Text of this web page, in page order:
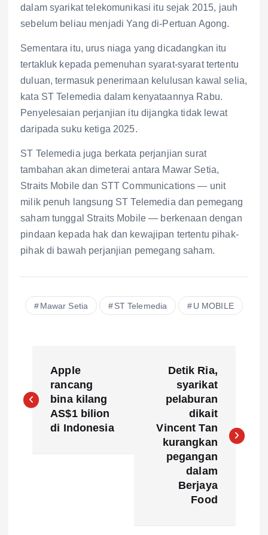
dalam syarikat telekomunikasi itu sejak 2015, jauh
sebelum beliau menjadi Yang di-Pertuan Agong.
Sementara itu, urus niaga yang dicadangkan itu
tertakluk kepada pemenuhan syarat-syarat tertentu
duluan, termasuk penerimaan kelulusan kawal selia,
kata ST Telemedia dalam kenyataannya Rabu.
Penyelesaian perjanjian itu dijangka tidak lewat
daripada suku ketiga 2025.
ST Telemedia juga berkata perjanjian surat
tambahan akan dimeterai antara Mawar Setia,
Straits Mobile dan STT Communications — unit
milik penuh langsung ST Telemedia dan pemegang
saham tunggal Straits Mobile — berkenaan dengan
pindaan kepada hak dan kewajipan tertentu pihak-
pihak di bawah perjanjian pemegang saham.
Mawar Setia ST Telemedia U MOBILE
o
Apple
rancang
bina kilang
AS$1 bilion
di Indonesia
Detik Ria,
syarikat
pelaburan
dikait
Vincent Tan
kurangkan
pegangan
dalam
Berjaya
Food